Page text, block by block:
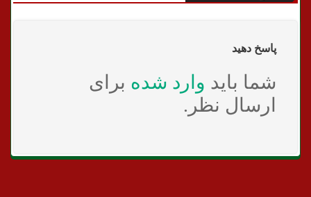
پاسخ دهید
شما باید وارد شده برای
ارسال نظر.